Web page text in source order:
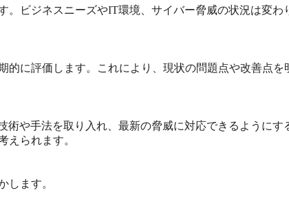
ビジネスニーズやIT環境、サイバー脅威の状況は変わ
に評価します。これにより、現状の問題点や改善点
や手法を取り入れ、最新の脅威に対応できるようにす
えられます。
します。